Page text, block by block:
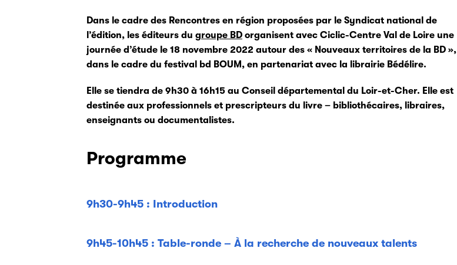
Dans le cadre des Rencontres en région proposées par le Syndicat national de
l’édition, les éditeurs du groupe BD organisent avec Ciclic-Centre Val de Loire une
journée d’étude le 18 novembre 2022 autour des « Nouveaux territoires de la BD »,
dans le cadre du festival bd BOUM, en partenariat avec la librairie Bédélire.
Elle se tiendra de 9h30 à 16h15 au Conseil départemental du Loir-et-Cher. Elle est
destinée aux professionnels et prescripteurs du livre – bibliothécaires, libraires,
enseignants ou documentalistes.
Programme
9h30-9h45 : Introduction
9h45-10h45 : Table-ronde – À la recherche de nouveaux talents